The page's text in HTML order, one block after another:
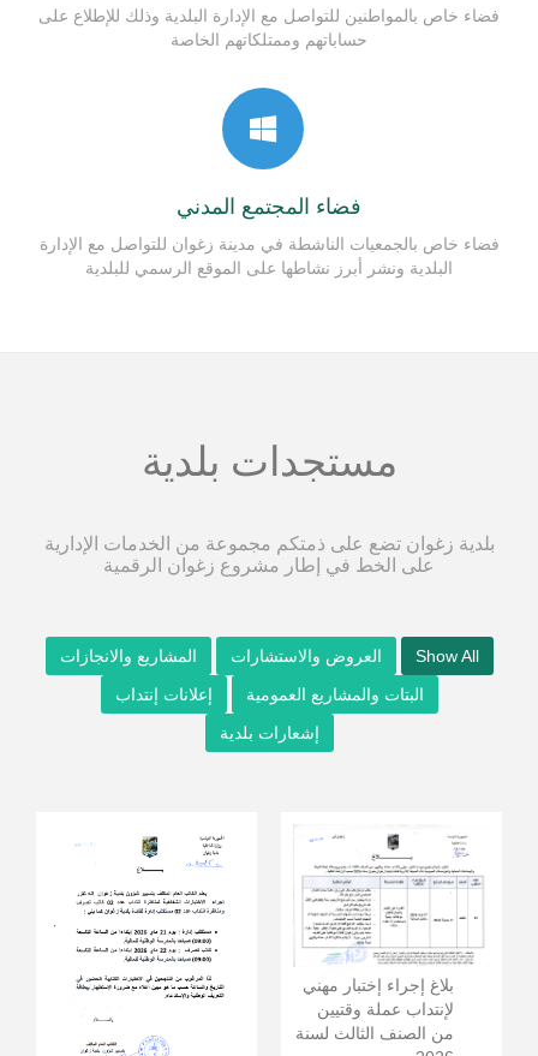
فضاء خاص بالمواطنين للتواصل مع الإدارة البلدية وذلك للإطلاع على
حساباتهم وممتلكاتهم الخاصة
فضاء المجتمع المدني
فضاء خاص بالجمعيات الناشطة في مدينة زغوان للتواصل مع الإدارة
البلدية ونشر أبرز نشاطها على الموقع الرسمي للبلدية
مستجدات بلدية
بلدية زغوان تضع على ذمتكم مجموعة من الخدمات الإدارية
على الخط في إطار مشروع زغوان الرقمية
Show All العروض والاستشارات
المشاريع والانجازات
البتات والمشاريع العمومية
إعلانات إنتداب
إشعارات بلدية
بلاغ إجراء إختبار مهني
لإنتداب عملة وقتيين
من الصنف الثالث لسنة